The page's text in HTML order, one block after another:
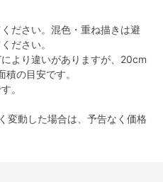
ださい。混色・重ね描きは避
ださい。
より違いがありますが、20cm
の目安です。
。
変動した場合は、予告なく価格